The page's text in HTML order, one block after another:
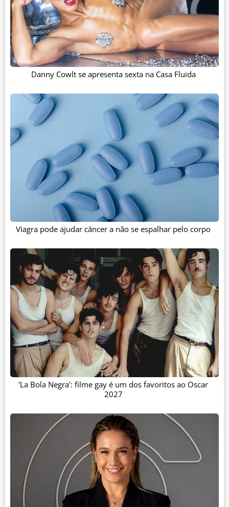
Danny Cowlt se apresenta sexta na Casa Fluida
Viagra pode ajudar câncer a não se espalhar pelo corpo
'La Bola Negra': filme gay é um dos favoritos ao Oscar
2027